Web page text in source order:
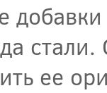
ее